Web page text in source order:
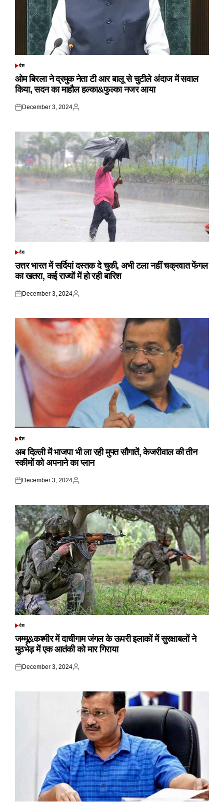
POSTED
देश
ओम बिरला ने द्रमुक नेता टी आर बालू से चुटीले अंदाज में सवाल
किया, सदन का माहौल हल्का&फुल्का नजर आया
Posted
December 3, 2024
Posted
POSTED
देश
उत्तर भारत में सर्दियां दस्तक दे चुकी, अभी टला नहीं चक्रवात फेंगल
का खतरा, कई राज्यों में हो रही बारिश
Posted
December 3, 2024
Posted
POSTED
देश
अब दिल्ली में भाजपा भी ला रही मुफ्त सौगातें, केजरीवाल की तीन
स्कीमों को अपनाने का प्लान
Posted
December 3, 2024
Posted
POSTED
देश
जम्मू&कश्मीर में दाचीगाम जंगल के ऊपरी इलाकों में सुरक्षाबलों ने
मुठभेड़ में एक आतंकी को मार गिराया
Posted
December 3, 2024
Posted